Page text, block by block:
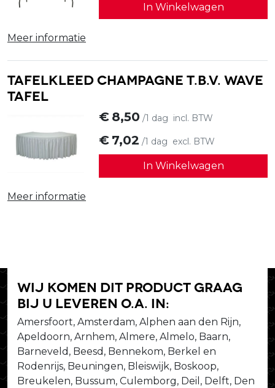
In Winkelwagen
Meer informatie
Tafelkleed champagne t.b.v. wave
tafel
€ 8,50 /1 dag incl. BTW
€ 7,02 /1 dag excl. BTW
In Winkelwagen
Meer informatie
Wij komen dit product graag
bij u leveren o.a. in:
Amersfoort, Amsterdam, Alphen aan den Rijn,
Apeldoorn, Arnhem, Almere, Almelo, Baarn,
Barneveld, Beesd, Bennekom, Berkel en
Rodenrijs, Beuningen, Bleiswijk, Boskoop,
Breukelen, Bussum, Culemborg, Deil, Delft, Den